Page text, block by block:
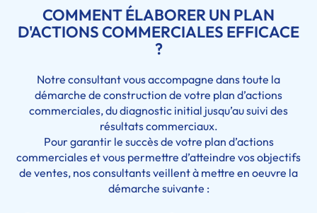
COMMENT ÉLABORER UN PLAN
D'ACTIONS COMMERCIALES EFFICACE
?
Notre consultant vous accompagne dans toute la
démarche de construction de votre plan d’actions
commerciales, du diagnostic initial jusqu’au suivi des
résultats commerciaux.
Pour garantir le succès de votre plan d’actions
commerciales et vous permettre d’atteindre vos objectifs
de ventes, nos consultants veillent à mettre en oeuvre la
démarche suivante :